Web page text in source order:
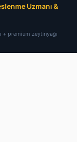
Uzmanı &
premium zeytinyağı